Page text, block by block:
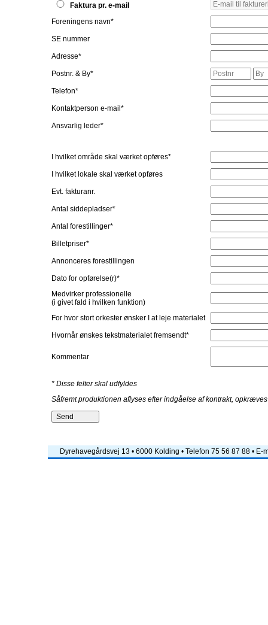
Faktura pr. e-mail
Foreningens navn*
SE nummer
Adresse*
Postnr. & By*
Telefon*
Kontaktperson e-mail*
Ansvarlig leder*
I hvilket område skal værket opføres*
I hvilket lokale skal værket opføres
Evt. fakturanr.
Antal siddepladser*
Antal forestillinger*
Billetpriser*
Annonceres forestillingen
Dato for opførelse(r)*
Medvirker professionelle
(i givet fald i hvilken funktion)
For hvor stort orkester ønsker I at leje materialet
Hvornår ønskes tekstmaterialet fremsendt*
Kommentar
* Disse felter skal udfyldes
Såfremt produktionen aflyses efter indgåelse af kontrakt,
Dyrehavegårdsvej 13 • 6000 Kolding • Telefon 75 56 87 88 • E-